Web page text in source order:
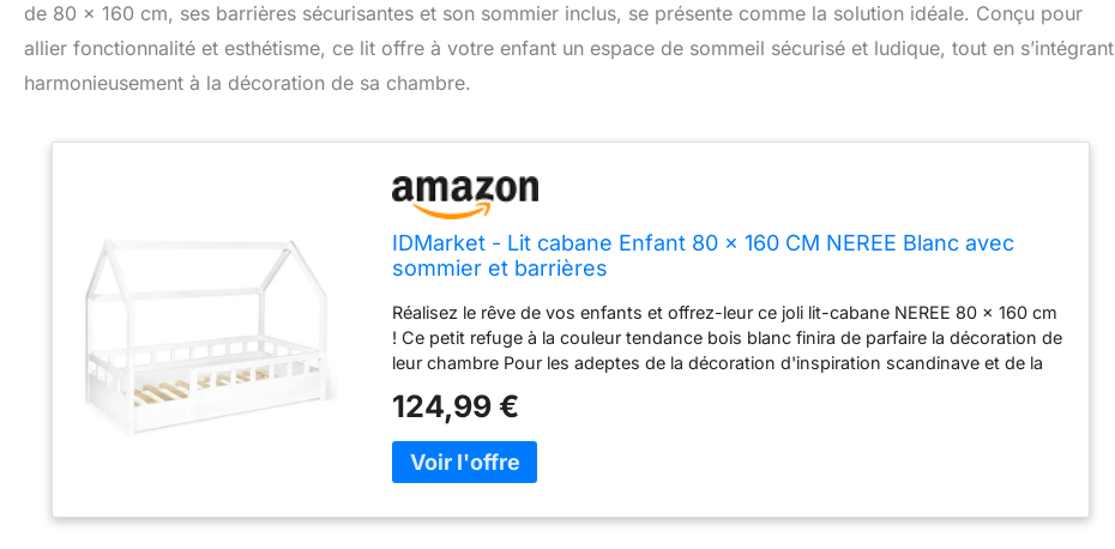
de 80 x 160 cm, ses barrières sécurisantes et son sommier inclus, se présente comme la solution idéale. Conçu pour
allier fonctionnalité et esthétisme, ce lit offre à votre enfant un espace de sommeil sécurisé et ludique, tout en s’intégrant
harmonieusement à la décoration de sa chambre.
IDMarket - Lit cabane Enfant 80 x 160 CM NEREE Blanc avec
sommier et barrières
Réalisez le rêve de vos enfants et offrez-leur ce joli lit-cabane NEREE 80 x 160 cm
! Ce petit refuge à la couleur tendance bois blanc finira de parfaire la décoration de
leur chambre Pour les adeptes de la décoration d'inspiration scandinave et de la
pour jouer, lire, rêver Robuste avec son cadre en pin et ses lattes en contreplaqué
- Livré avec sommier
124,99 €